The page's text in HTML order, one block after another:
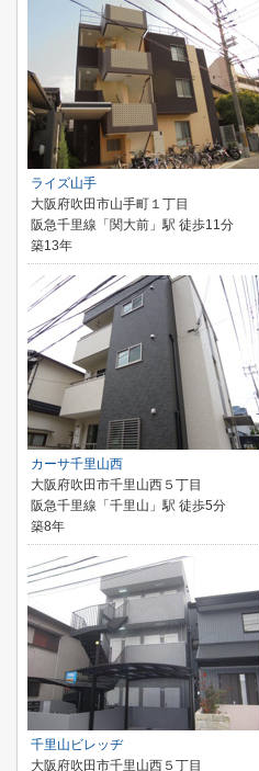
ライズ山手
大阪府吹田市山手町１丁目
阪急千里線「関大前」駅 徒歩11分
築13年
カーサ千里山西
大阪府吹田市千里山西５丁目
阪急千里線「千里山」駅 徒歩5分
築8年
千里山ビレッヂ
大阪府吹田市千里山西５丁目